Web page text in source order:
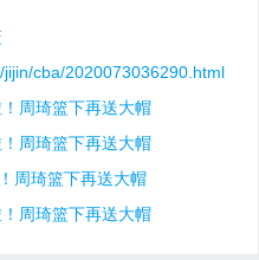
cba/2020073036290.html
周琦篮下再送大帽
周琦篮下再送大帽
周琦篮下再送大帽
周琦篮下再送大帽